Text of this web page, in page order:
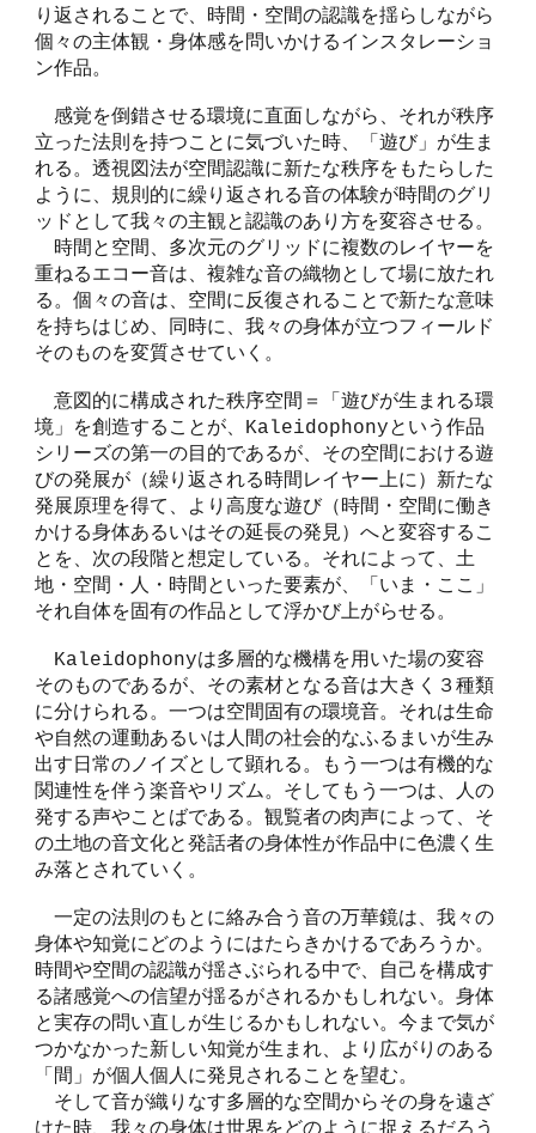
り返されることで、時間・空間の認識を揺らしながら
個々の主体観・身体感を問いかけるインスタレーショ
ン作品。
感覚を倒錯させる環境に直面しながら、それが秩序
立った法則を持つことに気づいた時、「遊び」が生ま
れる。透視図法が空間認識に新たな秩序をもたらした
ように、規則的に繰り返される音の体験が時間のグリ
ッドとして我々の主観と認識のあり方を変容させる。
時間と空間、多次元のグリッドに複数のレイヤーを
重ねるエコー音は、複雑な音の織物として場に放たれ
る。個々の音は、空間に反復されることで新たな意味
を持ちはじめ、同時に、我々の身体が立つフィールド
そのものを変質させていく。
意図的に構成された秩序空間＝「遊びが生まれる環
境」を創造することが、Kaleidophonyという作品
シリーズの第一の目的であるが、その空間における遊
びの発展が（繰り返される時間レイヤー上に）新たな
発展原理を得て、より高度な遊び（時間・空間に働き
かける身体あるいはその延長の発見）へと変容するこ
とを、次の段階と想定している。それによって、土
地・空間・人・時間といった要素が、「いま・ここ」
それ自体を固有の作品として浮かび上がらせる。
Kaleidophonyは多層的な機構を用いた場の変容
そのものであるが、その素材となる音は大きく３種類
に分けられる。一つは空間固有の環境音。それは生命
や自然の運動あるいは人間の社会的なふるまいが生み
出す日常のノイズとして顕れる。もう一つは有機的な
関連性を伴う楽音やリズム。そしてもう一つは、人の
発する声やことばである。観覧者の肉声によって、そ
の土地の音文化と発話者の身体性が作品中に色濃く生
み落とされていく。
一定の法則のもとに絡み合う音の万華鏡は、我々の
身体や知覚にどのようにはたらきかけるであろうか。
時間や空間の認識が揺さぶられる中で、自己を構成す
る諸感覚への信望が揺るがされるかもしれない。身体
と実存の問い直しが生じるかもしれない。今まで気が
つかなかった新しい知覚が生まれ、より広がりのある
「間」が個人個人に発見されることを望む。
そして音が織りなす多層的な空間からその身を遠ざ